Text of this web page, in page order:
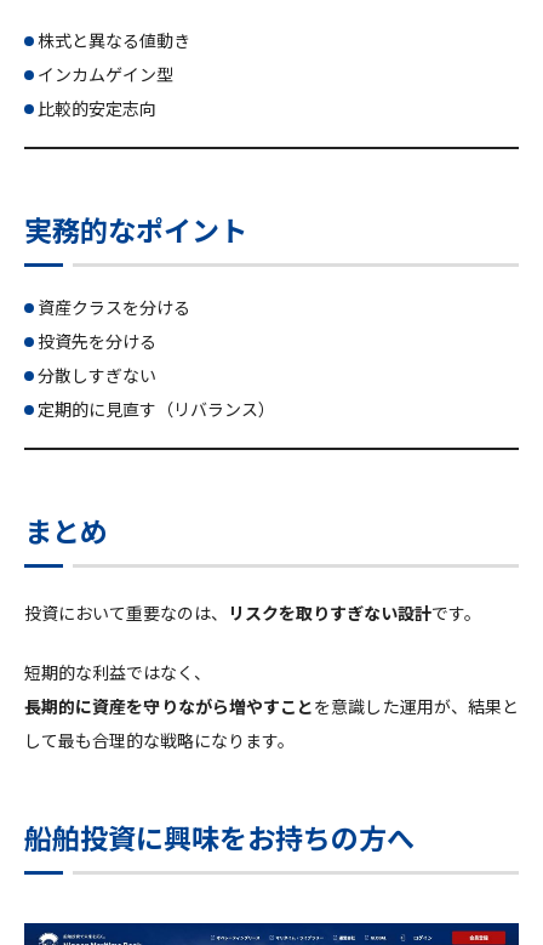
株式と異なる値動き
インカムゲイン型
比較的安定志向
実務的なポイント
資産クラスを分ける
投資先を分ける
分散しすぎない
定期的に見直す（リバランス）
まとめ
投資において重要なのは、 リスクを取りすぎない設計です。
短期的な利益ではなく、
長期的に資産を守りながら増やすことを意識した運用が、結果と
して最も合理的な戦略になります。
船舶投資に興味をお持ちの方へ